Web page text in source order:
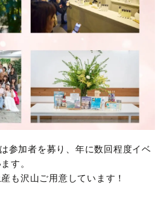
参加者を募り、年に数回程度イベ
す。
も沢山ご用意しています！